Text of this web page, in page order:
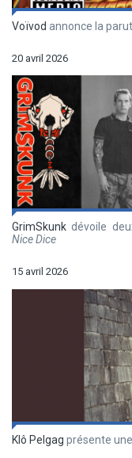
Voïvod annonce la
20 avril 2026
GrimSkunk dévoile
Nice Dice
15 avril 2026
Klô Pelgag présente